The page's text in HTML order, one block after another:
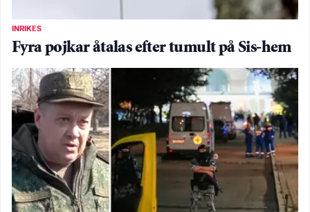
INRIKES
Fyra pojkar åtalas efter tumult på Sis-hem